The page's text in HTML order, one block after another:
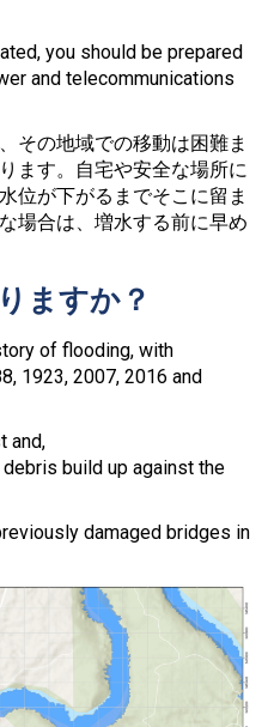
you should be prepared
and telecommunications
その地域での移動は困難ま
ます。自宅や安全な場所に
位が下がるまでそこに留ま
場合は、増水する前に早め
ますか？
of flooding, with
1923, 2007, 2016 and
and,
build up against the
damaged bridges in